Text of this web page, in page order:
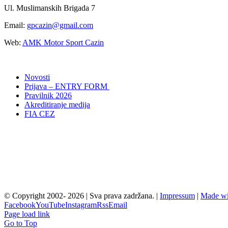
Ul. Muslimanskih Brigada 7
Email: gpcazin@gmail.com
Web: AMK Motor Sport Cazin
Novosti
Prijava – ENTRY FORM
Pravilnik 2026
Akreditiranje medija
FIA CEZ
© Copyright 2002- 2026 | Sva prava zadržana. | Impressum | Made
FacebookYouTubeInstagramRssEmail
Page load link
Go to Top